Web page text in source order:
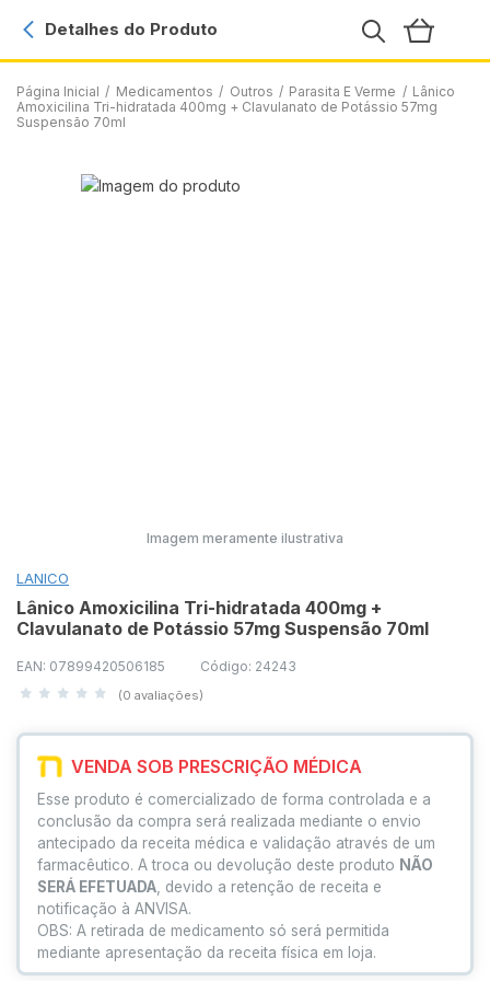
Página Inicial / Medicamentos / Outros / Parasita E Verme / Lânico
Amoxicilina Tri-hidratada 400mg + Clavulanato de Potássio 57mg
Suspensão 70ml
Detalhes do Produto
Imagem meramente ilustrativa
LANICO
Lânico Amoxicilina Tri-hidratada 400mg +
Clavulanato de Potássio 57mg Suspensão 70ml
EAN: 07899420506185 Código: 24243
(0 avaliações)
VENDA SOB PRESCRIÇÃO MÉDICA
Esse produto é comercializado de forma controlada e a
conclusão da compra será realizada mediante o envio
antecipado da receita médica e validação através de um
farmacêutico. A troca ou devolução deste produto NÃO
SERÁ EFETUADA , devido a retenção de receita e
notificação à ANVISA.
OBS: A retirada de medicamento só será permitida
mediante apresentação da receita física em loja.